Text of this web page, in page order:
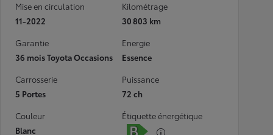
Mise en circulation
11-2022
Kilométrage
30 803 km
Garantie
36 mois Toyota Occasions
Energie
Essence
Carrosserie
5 Portes
Puissance
72 ch
Couleur
Blanc
Étiquette énergétique